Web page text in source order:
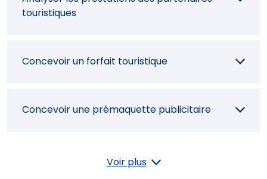
touristiques
Concevoir un forfait touristique
Concevoir une prémaquette publicitaire
Organiser le planning des activités
Voir plus